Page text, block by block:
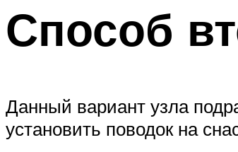
Способ
Данный вариант узла
установить поводок на